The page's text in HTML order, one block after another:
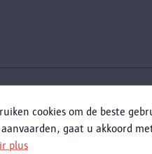
cookies om de beste
gaat u akkoord
plus
guidée de groupe de
décorations corporelles à